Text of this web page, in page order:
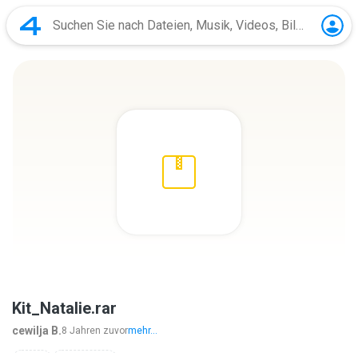
Kit_Natalie.rar
cewilja B.8 Jahren zuvormehr...